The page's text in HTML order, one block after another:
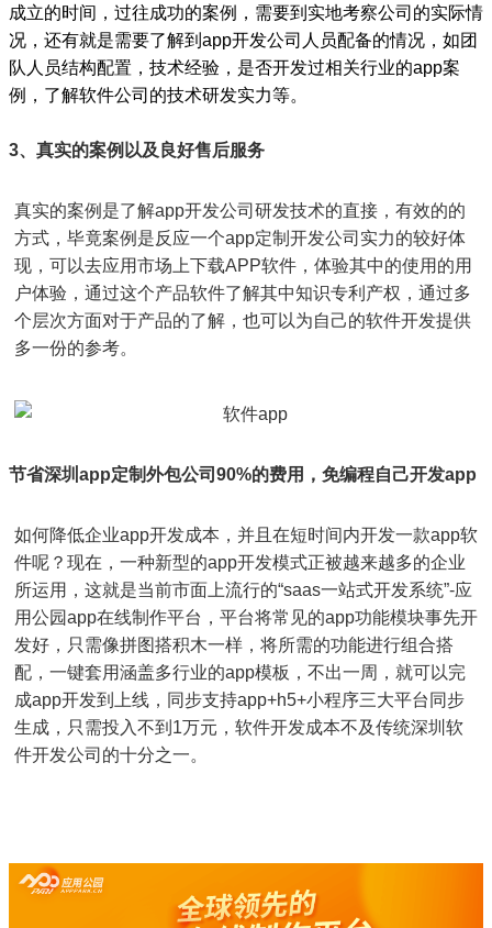
成立的时间，过往成功的案例，需要到实地考察公司的实际情
况，还有就是需要了解到app开发公司人员配备的情况，如团
队人员结构配置，技术经验，是否开发过相关行业的app案
例，了解软件公司的技术研发实力等。
3、真实的案例以及良好售后服务
真实的案例是了解app开发公司研发技术的直接，有效的的
方式，毕竟案例是反应一个app定制开发公司实力的较好体
现，可以去应用市场上下载APP软件，体验其中的使用的用
户体验，通过这个产品软件了解其中知识专利产权，通过多
个层次方面对于产品的了解，也可以为自己的软件开发提供
多一份的参考。
节省深圳app定制外包公司90%的费用，免编程自己开发app
如何降低企业app开发成本，并且在短时间内开发一款app软
件呢？现在，一种新型的app开发模式正被越来越多的企业
所运用，这就是当前市面上流行的“saas一站式开发系统”-应
用公园app在线制作平台，平台将常见的app功能模块事先开
发好，只需像拼图搭积木一样，将所需的功能进行组合搭
配，一键套用涵盖多行业的app模板，不出一周，就可以完
成app开发到上线，同步支持app+h5+小程序三大平台同步
生成，只需投入不到1万元，软件开发成本不及传统深圳软
件开发公司的十分之一。